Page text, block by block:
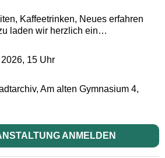
Kaffeetrinken, Neues erfahren
laden wir herzlich ein…
15 Uhr
Am alten Gymnasium 4,
ANMELDEN